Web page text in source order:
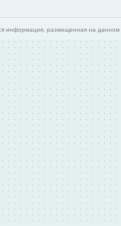
размещенная на данном